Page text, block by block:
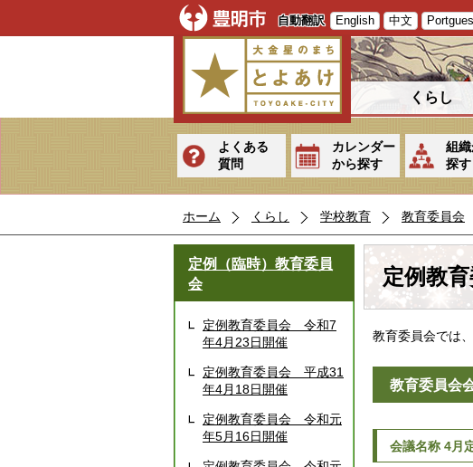
自動翻訳 English 中文 Portgues
くらし
よくある
質問
カレンダー
から探す
組
探す
ホーム くらし 学校教育 教育委員会
定例（臨時）教育委員
会
定例教育委員会 令和7
年4月23日開催
定例教育委員会 平成31
年4月18日開催
定例教育委員会 令和元
年5月16日開催
定例教
教育委員会では
教育委員会
会議名称 4月